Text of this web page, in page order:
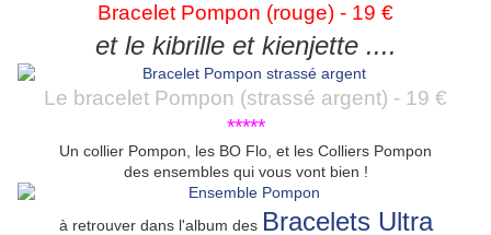
Bracelet Pompon (rouge) - 19 €
et le kibrille et kienjette ....
Le bracelet Pompon (strassé argent) - 19 €
*****
Un collier Pompon, les BO Flo, et les Colliers Pompon
des ensembles qui vous vont bien !
à retrouver dans l'album des Bracelets Ultra